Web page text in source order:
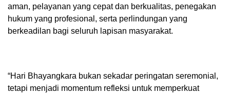
aman, pelayanan yang cepat dan berkualitas, penegakan
hukum yang profesional, serta perlindungan yang
berkeadilan bagi seluruh lapisan masyarakat.
“Hari Bhayangkara bukan sekadar peringatan seremonial,
tetapi menjadi momentum refleksi untuk memperkuat